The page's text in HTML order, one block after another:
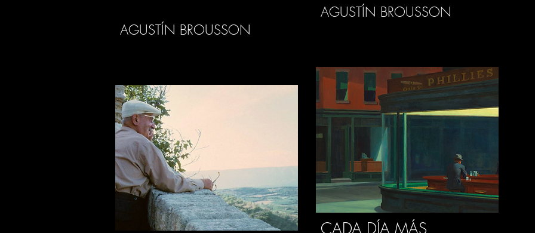
AGUSTÍN BROUSSON
AGUSTÍN BROUSSON
CADA DÍA MÁS